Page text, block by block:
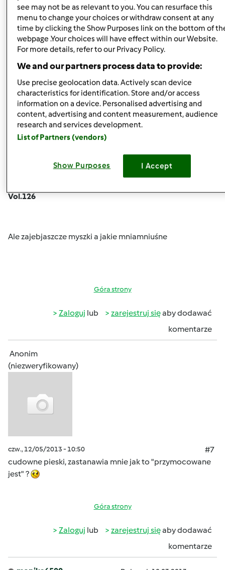
jak znajdę mój półmisek jaki robilam to wstawię
Góra strony
komentarze
Hanna Gręda Dołączył : 24.08.2012
czw., 12/05/2013 - 12:00
Vol.126
Ale zajebjaszcze myszki a jakie mniamniuśne
Góra strony
Zaloguj lub zarejestruj sięaby dodawać
komentarze
Anonim
(niezweryfikowany)
czw., 12/05/2013 - 10:50
#7
cudowne pieski, zastanawia mnie jak to "przymocowane
jest" ?
Góra strony
Zaloguj lub zarejestruj sięaby dodawać
komentarze
see may not be as relevant to you. You can resurface this
menu to change your choices or withdraw consent at any
time by clicking the Show Purposes link on the bottom of
webpage .Your choices will have effect within our Website.
For more details, refer to our Privacy Policy.
We and our partners process data to provide:
Use precise geolocation data. Actively scan device
characteristics for identification. Store and/or access
information on a device. Personalised advertising and
content, advertising and content measurement, audience
research and services development.
List of Partners (vendors)
Show Purposes I Accept